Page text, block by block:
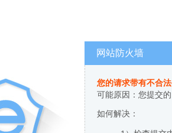
网站防火墙
您的请求带有不合
可能原因：您提交
如何解决：